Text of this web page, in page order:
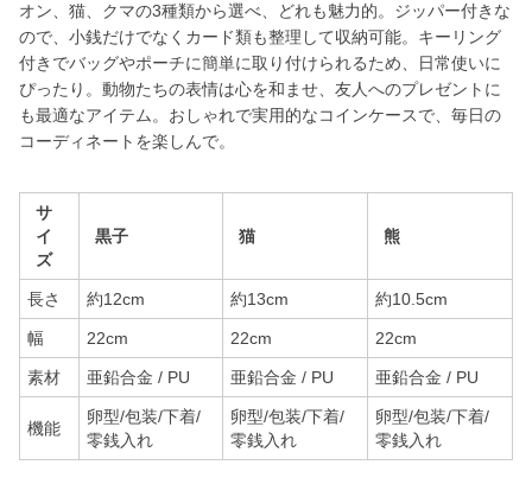
オン、猫、クマの3種類から選べ、どれも魅力的。ジッパー付きな
ので、小銭だけでなくカード類も整理して収納可能。キーリング
付きでバッグやポーチに簡単に取り付けられるため、日常使いに
ぴったり。動物たちの表情は心を和ませ、友人へのプレゼントに
も最適なアイテム。おしゃれで実用的なコインケースで、毎日の
コーディネートを楽しんで。
サ
イ
ズ
黒子 猫 熊
長さ 約12cm 約13cm 約10.5cm
幅 22cm 22cm 22cm
素材 亜鉛合金 / PU 亜鉛合金 / PU 亜鉛合金 / PU
機能
卵型/包装/下着/
零銭入れ
卵型/包装/下着/
零銭入れ
卵型/包装/下着/
零銭入れ